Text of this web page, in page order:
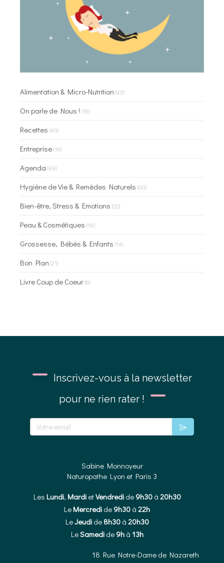
Alimentation & Micro-Nutrition (40)
On parle de Nous ! (19)
Recettes (40)
Entreprise(14)
Agenda (49)
Hygiène de Vie & Remèdes Naturels (60)
Bien-être, Stress & Emotions (20)
Peau & Cosmétiques (19)
Grossesse, Bébés & Enfants (14)
Bon Plan (21)
Livre Coup de Coeur(8)
Inscrivez-vous à la newsletter
pour ne rien rater !
Votre email
Sabine Monnoyeur
Naturopathe Lyon et Paris 3
Les Lundi, MardietVendredide 9h30à 20h30
Le Mercredi de 9h30 à 22h
LeJeudide 8h30à 20h30
LeSamedide 9hà 13h
18 Rue Notre-Dame de Nazareth